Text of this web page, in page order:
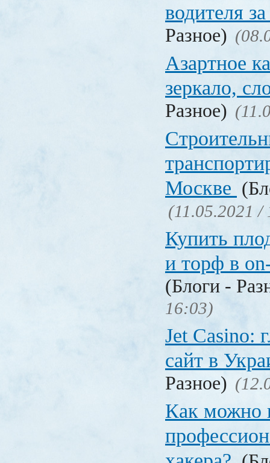
водителя
Разное)
Азартное
зеркало,
Разное)
Москве
(11.05.2021 /
Купить
и торф в
(Блоги -
16:03)
Jet Сasino:
сайт в
Разное)
Как можно